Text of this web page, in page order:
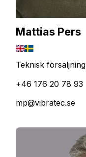
Mattias Pers
Teknisk försäljning
+46 176 20 78 93
mp@vibratec.se